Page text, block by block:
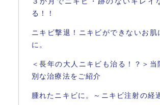
る！！
ニキビ撃退！ニキビができないお肌
に。
＜長年の大人ニキビも治る！？＞当
別な治療法をご紹介
腫れたニキビに。～ニキビ注射の経